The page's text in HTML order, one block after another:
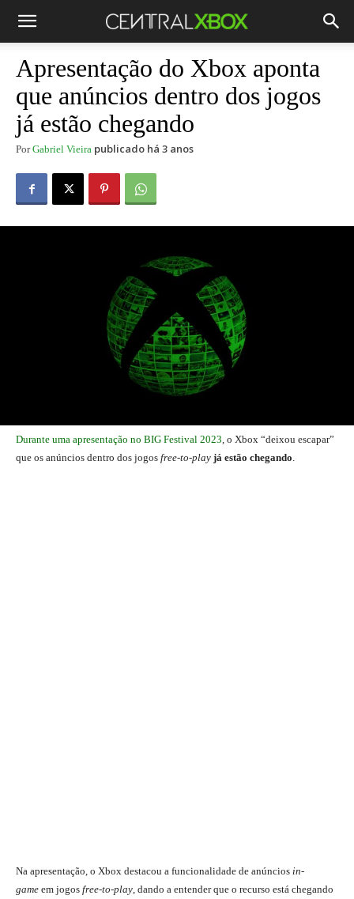
Apresentação do Xbox aponta
que anúncios dentro dos jogos
já estão chegando
Por Gabriel Vieira publicado há 3 anos
Durante uma apresentação no BIG Festival 2023, o Xbox “deixou escapar”
que os anúncios dentro dos jogos free-to-play já estão chegando.
Na apresentação, o Xbox destacou a funcionalidade de anúncios in-
game em jogos free-to-play, dando a entender que o recurso está chegando